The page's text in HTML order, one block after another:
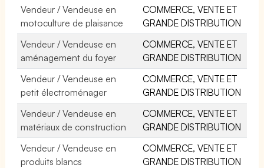
Vendeur / Vendeuse en
motoculture de plaisance
COMMERCE, VENTE ET
GRANDE DISTRIBUTION
Vendeur / Vendeuse en
aménagement du foyer
COMMERCE, VENTE ET
GRANDE DISTRIBUTION
Vendeur / Vendeuse en
petit électroménager
COMMERCE, VENTE ET
GRANDE DISTRIBUTION
Vendeur / Vendeuse en
matériaux de construction
COMMERCE, VENTE ET
GRANDE DISTRIBUTION
Vendeur / Vendeuse en
produits blancs
COMMERCE, VENTE ET
GRANDE DISTRIBUTION